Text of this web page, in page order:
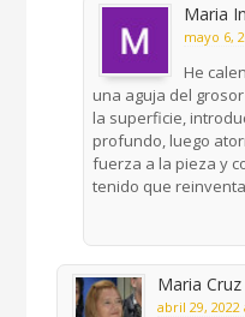
Maria
mayo 6,
He
una aguja del
la superficie,
profundo, luego
fuerza a la pieza y
tenido que
Maria
abril 29, 2022